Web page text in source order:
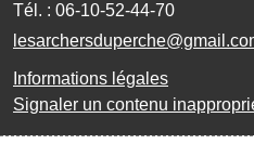
Tél. : 06-10-52-44-70
Informations légales
Signaler un contenu